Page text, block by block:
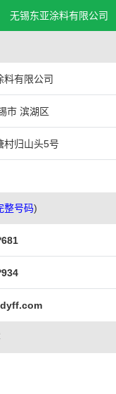
无锡东亚涂料有限公司
有限公司
市 滨湖区
归山头5号
整号码)